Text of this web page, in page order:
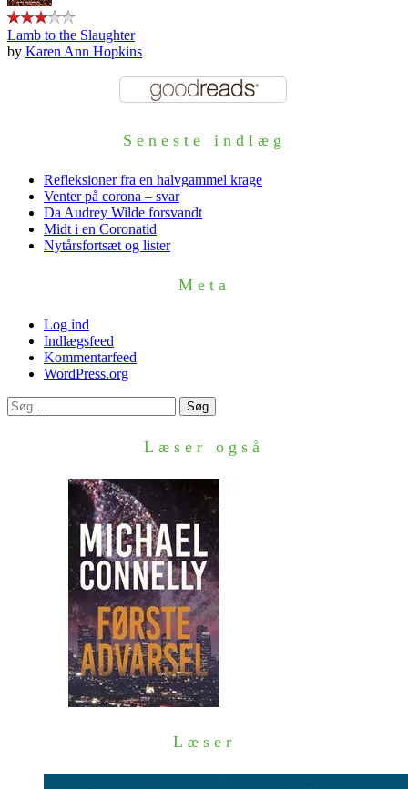
Lamb to the Slaughter
by Karen Ann Hopkins
Seneste indlæg
Refleksioner fra en halvgammel krage
Venter på corona – svar
Da Audrey Wilde forsvandt
Midt i en Coronatid
Nytårsfortsæt og lister
Meta
Log ind
Indlægsfeed
Kommentarfeed
WordPress.org
Søg
efter:
Læser også
Læser